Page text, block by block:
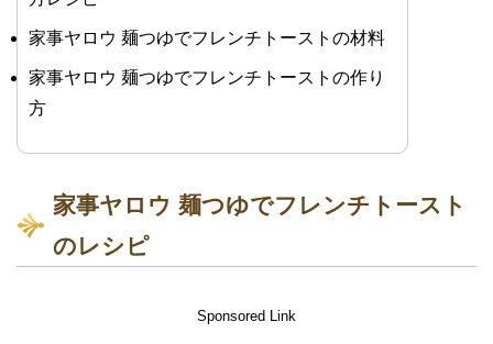
家事ヤロウ 麺つゆでフレンチトーストの材料
家事ヤロウ 麺つゆでフレンチトーストの作り
方
家事ヤロウ 麺つゆでフレンチトースト
のレシピ
Sponsored Link